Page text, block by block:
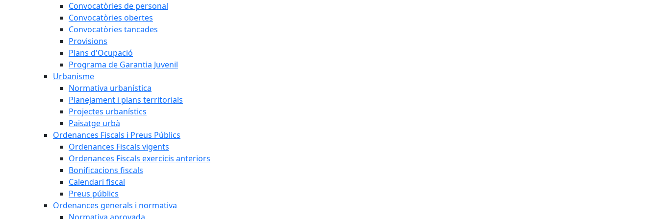
Convocatòries de personal
Convocatòries obertes
Convocatòries tancades
Provisions
Plans d'Ocupació
Programa de Garantia Juvenil
Urbanisme
Normativa urbanística
Planejament i plans territorials
Projectes urbanístics
Paisatge urbà
Ordenances Fiscals i Preus Públics
Ordenances Fiscals vigents
Ordenances Fiscals exercicis anteriors
Bonificacions fiscals
Calendari fiscal
Preus públics
Ordenances generals i normativa